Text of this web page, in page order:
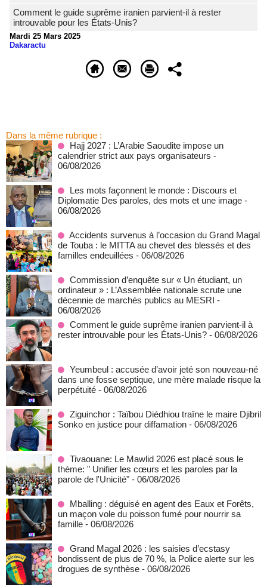
Comment le guide suprême iranien parvient-il à rester
introuvable pour les États-Unis?
Mardi 25 Mars 2025
Dakaractu
Dans la même rubrique :
Hajj 2027 : L’Arabie Saoudite impose un
calendrier strict aux pays organisateurs -
06/08/2026
Les mots façonnent le monde : Discours et
Diplomatie Des paroles, des mots et une image -
06/08/2026
Accidents survenus à l’occasion du Grand Magal
de Touba : le MITTA au chevet des blessés et des
familles endeuillées - 06/08/2026
Commission d’enquête sur « Un étudiant, un
ordinateur » : L’Assemblée nationale scrute une
décennie de marchés publics au MESRI -
06/08/2026
Comment le guide suprême iranien parvient-il à
rester introuvable pour les États-Unis? - 06/08/2026
Yeumbeul : accusée d’avoir jeté son nouveau-né
dans une fosse septique, une mère malade risque la
perpétuité - 06/08/2026
Ziguinchor : Taïbou Diédhiou traîne le maire Djibril
Sonko en justice pour diffamation - 06/08/2026
Tivaouane: Le Mawlid 2026 est placé sous le
thème: " Unifier les cœurs et les paroles par la
parole de l'Unicité" - 06/08/2026
Mballing : déguisé en agent des Eaux et Forêts,
un maçon vole du poisson fumé pour nourrir sa
famille - 06/08/2026
Grand Magal 2026 : les saisies d’ecstasy
bondissent de plus de 70 %, la Police alerte sur les
drogues de synthèse - 06/08/2026